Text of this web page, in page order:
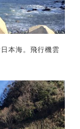
本海。飛行機雲